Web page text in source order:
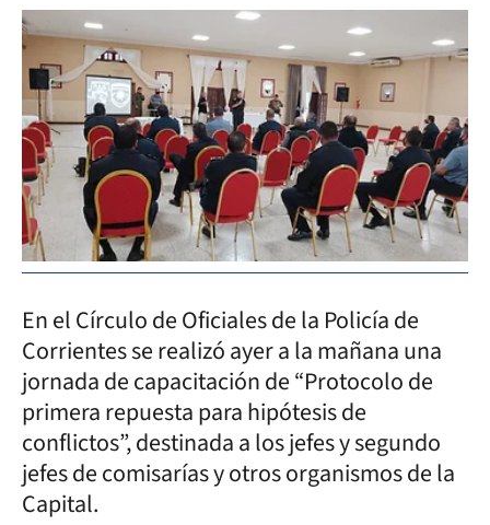
En el Círculo de Oficiales de la Policía de
Corrientes se realizó ayer a la mañana una
jornada de capacitación de “Protocolo de
primera repuesta para hipótesis de
conflictos”, destinada a los jefes y segundo
jefes de comisarías y otros organismos de la
Capital.